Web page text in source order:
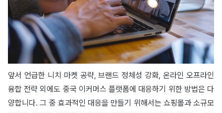
앞서 언급한 니치 마켓 공략, 브랜드 정체성 강화, 온라인 오프라인
융합 전략 외에도 중국 이커머스 플랫폼에 대응하기 위한 방법은 다
양합니다. 그 중 효과적인 대응을 만들기 위해서는 쇼핑몰과 소규모